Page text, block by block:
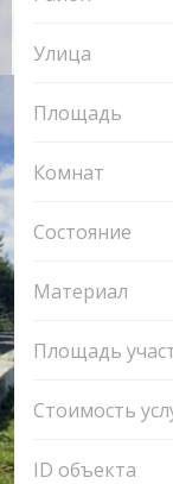
Улица
Площадь
Комнат
Состояние
Материал
Площадь
Стоимость
ID объекта